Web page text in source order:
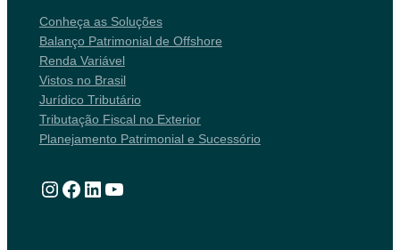
Conheça as Soluções
Balanço Patrimonial de Offshore
Renda Variável
Vistos no Brasil
Jurídico Tributário
Tributação Fiscal no Exterior
Planejamento Patrimonial e Sucessório
Instagram Facebook LinkedIn Youtube